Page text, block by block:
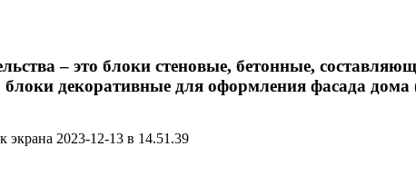
– это блоки стеновые, бетонные,
блоки декоративные для оформления фасада дома